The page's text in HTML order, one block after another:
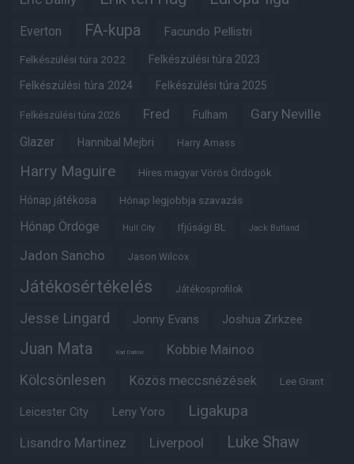
Everton FA-kupa Facundo Pellistri
Felkészülési túra 2022 Felkészülési túra 2023
Felkészülési túra 2024 Felkészülési túra 2025
Felkészülési túra 2026 Fred Fulham Gary Neville
Glazer Hannibal Mejbri Harry Amass
Harry Maguire Híres magyar Vörös Ördögök
Hónap játékosa Hónap legjobbja szavazás
Hónap Ördöge Hull City Ifjúsági BL Jack Butland
Jadon Sancho Jason Wilcox
Játékosértékelés Játékosprofilok
Jesse Lingard Jonny Evans Joshua Zirkzee
Juan Mata Karl Darlow Kobbie Mainoo
Kölcsönlesen Közös meccsnézések Lee Grant
Leicester City Leny Yoro Ligakupa
Lisandro Martinez Liverpool Luke Shaw